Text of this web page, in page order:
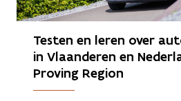
Testen en leren over
in Vlaanderen en
Proving Region